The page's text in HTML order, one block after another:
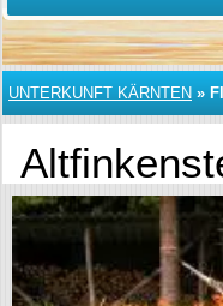
UNTERKUNFT KÄRNTEN »